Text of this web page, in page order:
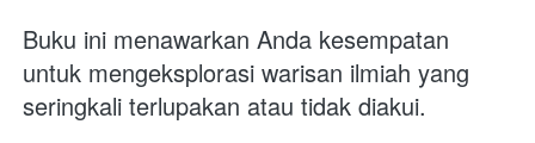
Buku ini menawarkan Anda kesempatan
untuk mengeksplorasi warisan ilmiah yang
seringkali terlupakan atau tidak diakui.